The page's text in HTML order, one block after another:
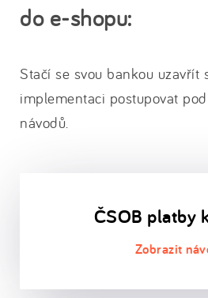
do e-shopu:
Stačí se svou bankou uzavřít
implementaci postupovat
návodů.
ČSOB platby